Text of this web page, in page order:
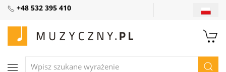
+48 532 395 410